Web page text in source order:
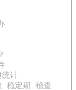
统计
稳定期
稽查